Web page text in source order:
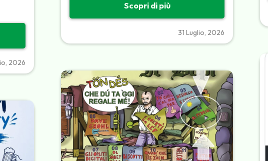
Scopri di più
31 Luglio, 2026
2026